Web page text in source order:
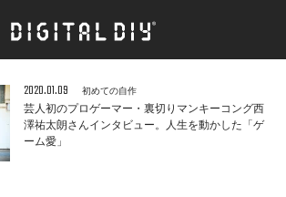
2020.01.09 初めての自作
芸人初のプロゲーマー・裏切りマンキーコング西
澤祐太朗さんインタビュー。人生を動かした「ゲ
ーム愛」